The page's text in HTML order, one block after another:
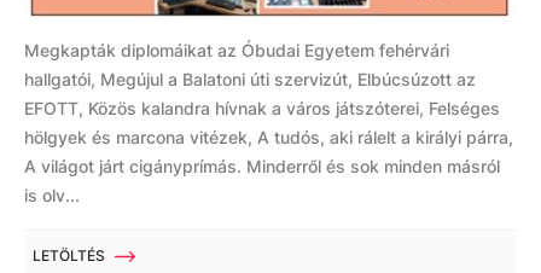
Megkapták diplomáikat az Óbudai Egyetem fehérvári
hallgatói, Megújul a Balatoni úti szervizút, Elbúcsúzott az
EFOTT, Közös kalandra hívnak a város játszóterei, Felséges
hölgyek és marcona vitézek, A tudós, aki rálelt a királyi párra,
A világot járt cigányprímás. Minderről és sok minden másról
is olv...
LETÖLTÉS